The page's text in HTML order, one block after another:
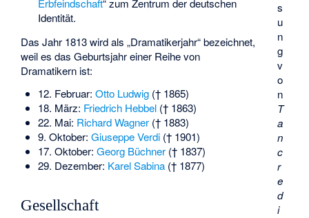
s
u
n
g
v
o
n
T
a
n
c
r
e
d
i
Erbfeindschaft“ zum Zentrum der deutschen
Identität.
Das Jahr 1813 wird als „Dramatikerjahr“ bezeichnet,
weil es das Geburtsjahr einer Reihe von
Dramatikern ist:
12. Februar: Otto Ludwig(† 1865)
18. März: Friedrich Hebbel(† 1863)
22. Mai: Richard Wagner(† 1883)
9. Oktober: Giuseppe Verdi(† 1901)
17. Oktober: Georg Büchner(† 1837)
29. Dezember: Karel Sabina(† 1877)
Gesellschaft